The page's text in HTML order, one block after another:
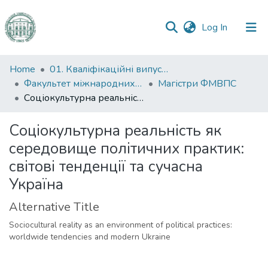
Log In (current)
Communities
&
Collections
Statistics
Home
01. Кваліфікаційні випускні роботи здобувачів вищої освіти
Факультет міжнародних відносин, політології та соціології
Магістри ФМВПС
Соціокультурна реальність як середовище політичних практик: світові тенденції та сучасна Україна
Соціокультурна реальність як
середовище політичних практик:
світові тенденції та сучасна
Україна
Alternative Title
Sociocultural reality as an environment of political practices:
worldwide tendencies and modern Ukraine